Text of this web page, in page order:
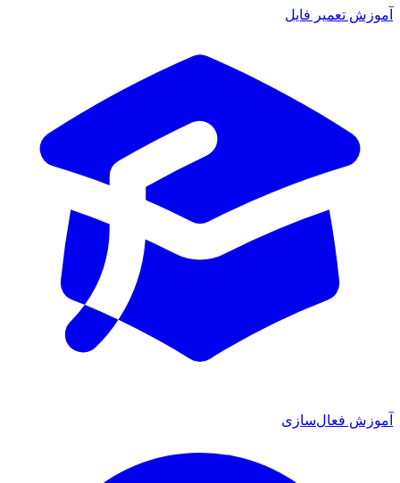
آموزش تعمیر فایل
آموزش فعال‌سازی